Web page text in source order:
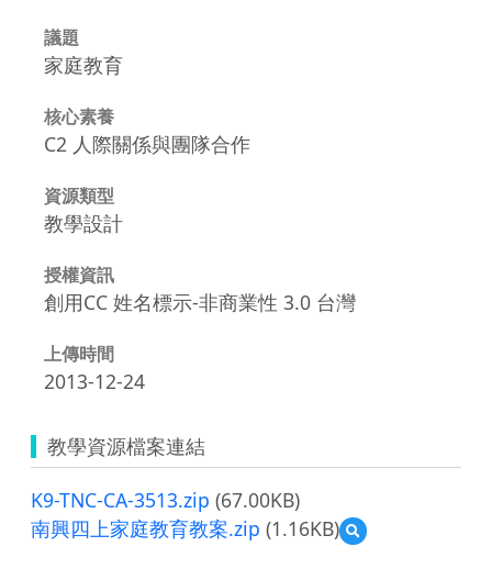
議題
家庭教育
核心素養
C2 人際關係與團隊合作
資源類型
教學設計
授權資訊
創用CC 姓名標示-非商業性 3.0 台灣
上傳時間
2013-12-24
教學資源檔案連結
K9-TNC-CA-3513.zip (67.00KB)
南興四上家庭教育教案.zip (1.16KB)
預
覽